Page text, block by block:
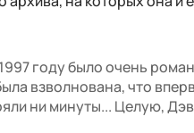
году было очень
взволнована, что
ни минуты... Целую,